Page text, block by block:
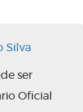
Silva
ser
Oficial